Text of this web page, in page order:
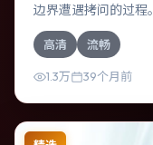
边界遭遇拷问的过程
西·查拉梅、黄政民
镜头中积蓄张力，本
感。
高清 流畅
1.3万 39个月前